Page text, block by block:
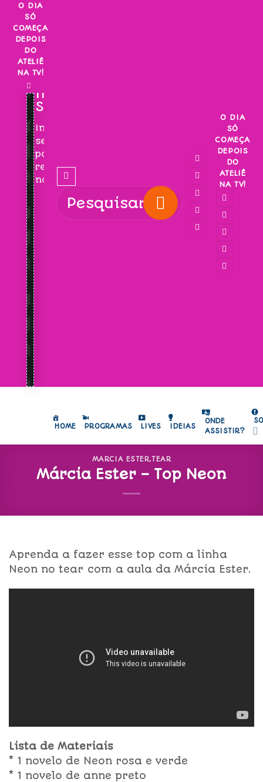
Skip
content
O DIA
SÓ
COMEÇA
DEPOIS
DO
ATELIÊ
NA TV!
INSCREVA-
SE!
Inscreva-
se
para
receber
novidades!
O DIA
SÓ
COMEÇA
DEPOIS
DO
ATELIÊ
NA TV!
HOME PROGRAMAS LIVES IDEIAS
ONDE
ASSISTIR?
MARCIA ESTER,TEAR
Márcia Ester – Top Neon
Aprenda a fazer esse top com a linha
Neon no tear com a aula da Márcia Ester.
Lista de Materiais
* 1 novelo de Neon rosa e verde
* 1 novelo de anne preto